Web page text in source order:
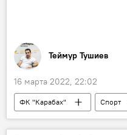
Теймур Тушиев
16 марта 2022, 22:02
ФК "Карабах" Спорт
женщины
ЖИЗНЬ